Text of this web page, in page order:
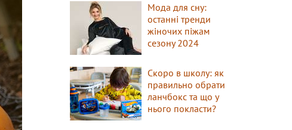
Мода для сну:
останні тренди
жіночих піжам
сезону 2024
Скоро в школу: як
правильно обрати
ланчбокс та що у
нього покласти?